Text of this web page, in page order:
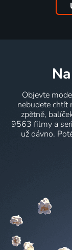
Objevte
nebudete chtít
zpětně,
9563 filmy a
už dávno.